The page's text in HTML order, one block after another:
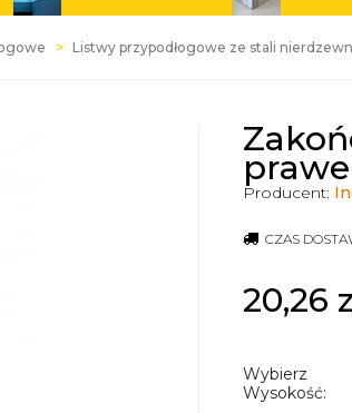
Listwy przypodłogowe ze stali
prawe
Producent:
CZAS
20,26
Wybierz
Wysokość: